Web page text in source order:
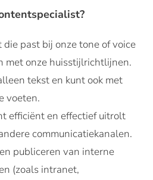
past bij onze tone of voice
met onze huisstijlrichtlijnen.
tekst en kunt ook met
voeten.
efficiënt en effectief uitrolt
communicatiekanalen.
publiceren van interne
(zoals intranet,